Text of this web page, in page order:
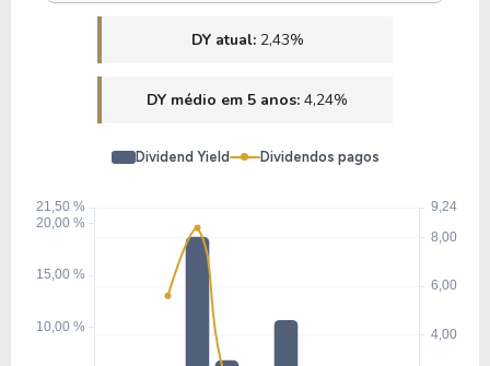
DY atual: 2,43%
DY médio em 5 anos: 4,24%
Dividend Yield Dividendos pagos